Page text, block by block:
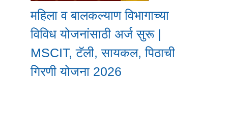
महिला व बालकल्याण विभागाच्या
विविध योजनांसाठी अर्ज सुरू |
MSCIT, टॅली, सायकल, पिठाची
गिरणी योजना 2026